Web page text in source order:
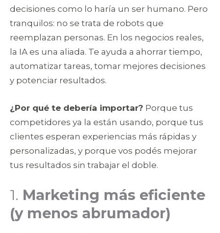
decisiones como lo haría un ser humano. Pero
tranquilos: no se trata de robots que
reemplazan personas. En los negocios reales,
la IA es una aliada. Te ayuda a ahorrar tiempo,
automatizar tareas, tomar mejores decisiones
y potenciar resultados.
¿Por qué te debería importar? Porque tus
competidores ya la están usando, porque tus
clientes esperan experiencias más rápidas y
personalizadas, y porque vos podés mejorar
tus resultados sin trabajar el doble.
1. Marketing más eficiente
(y menos abrumador)